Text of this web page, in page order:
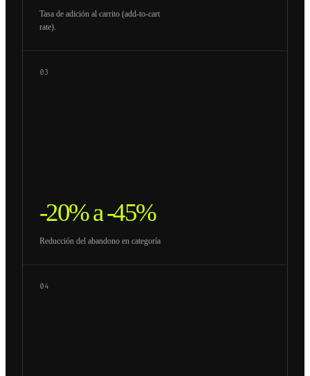
Tasa de adición al carrito (add-to-cart
rate).
03
-20% a -45%
Reducción del abandono en categoría
04